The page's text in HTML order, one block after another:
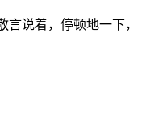
说着，停顿地一下，